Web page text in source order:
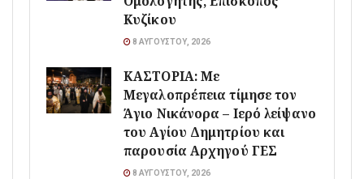
Κυζίκου
8 ΑΥΓΟΎΣΤΟΥ, 2026
ΚΑΣΤΟΡΙΑ: Με
Μεγαλοπρέπεια τίμησε τον
Άγιο Νικάνορα – Ιερό λείψανο
του Αγίου Δημητρίου και
παρουσία Αρχηγού ΓΕΣ
8 ΑΥΓΟΎΣΤΟΥ, 2026